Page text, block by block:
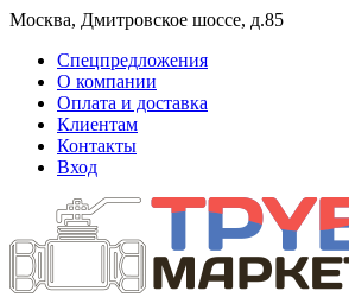
Москва, Дмитровское шоссе, д.85
Спецпредложения
О компании
Оплата и доставка
Клиентам
Контакты
Вход